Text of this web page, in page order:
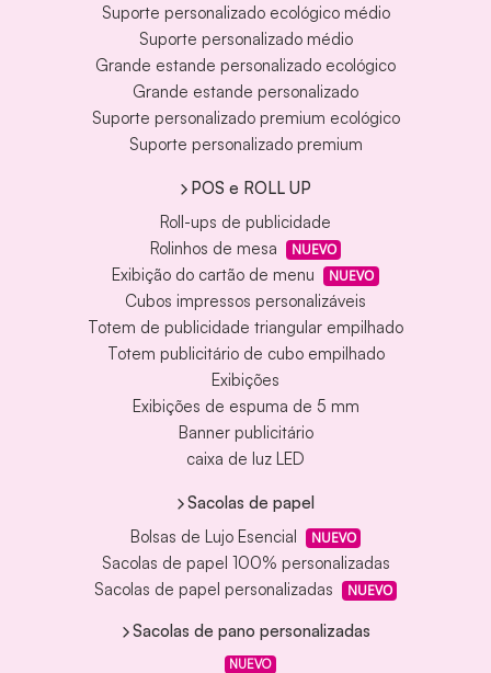
Suporte personalizado ecológico médio
Suporte personalizado médio
Grande estande personalizado ecológico
Grande estande personalizado
Suporte personalizado premium ecológico
Suporte personalizado premium
POS e ROLL UP
Roll-ups de publicidade
Rolinhos de mesa
NUEVO
Exibição do cartão de menu NUEVO
Cubos impressos personalizáveis
Totem de publicidade triangular empilhado
Totem publicitário de cubo empilhado
Exibições
Exibições de espuma de 5 mm
Banner publicitário
caixa de luz LED
Sacolas de papel
Bolsas de Lujo Esencial
NUEVO
Sacolas de papel 100% personalizadas
Sacolas de papel personalizadas
NUEVO
Sacolas de pano personalizadas
NUEVO